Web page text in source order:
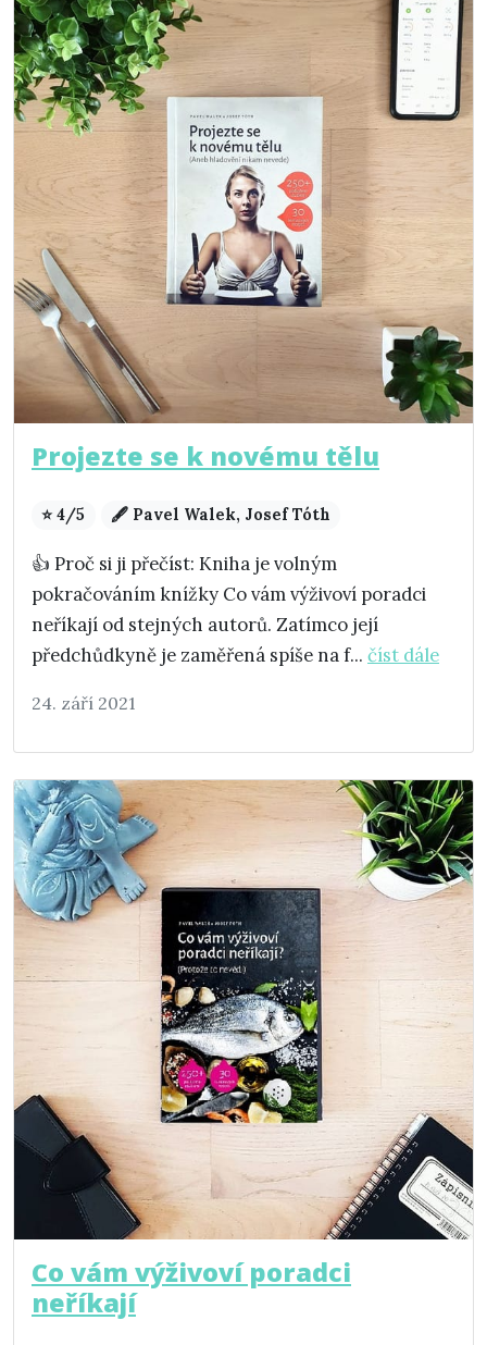
Projezte se k novému tělu
⭐ 4/5 🖋️ Pavel Walek, Josef Tóth
👍 Proč si ji přečíst: Kniha je volným
pokračováním knížky Co vám výživoví poradci
neříkají od stejných autorů. Zatímco její
předchůdkyně je zaměřená spíše na f... číst dále
24. září 2021
Co vám výživoví poradci
neříkají